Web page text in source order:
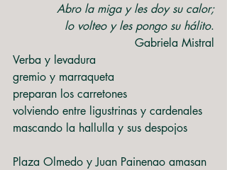
Abro la miga y les doy su calor;
lo volteo y les pongo su hálito.
Gabriela Mistral
Verba y levadura
gremio y marraqueta
preparan los carretones
volviendo entre ligustrinas y cardenales
mascando la hallulla y sus despojos
Plaza Olmedo y Juan Painenao amasan